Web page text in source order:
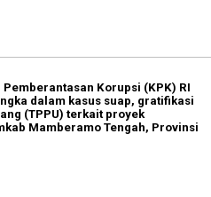
Korupsi (KPK) RI
dalam kasus suap, gratifikasi
(TPPU) terkait proyek
Mamberamo Tengah, Provinsi